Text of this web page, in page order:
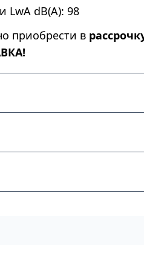
LwA dB(A): 98
приобрести в